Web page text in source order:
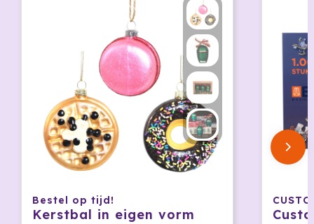
JENS Living
Jobman
Join The Pipe
JournalBooks
Kambukka
Bestel op tijd!
Kerstbal in eigen vorm